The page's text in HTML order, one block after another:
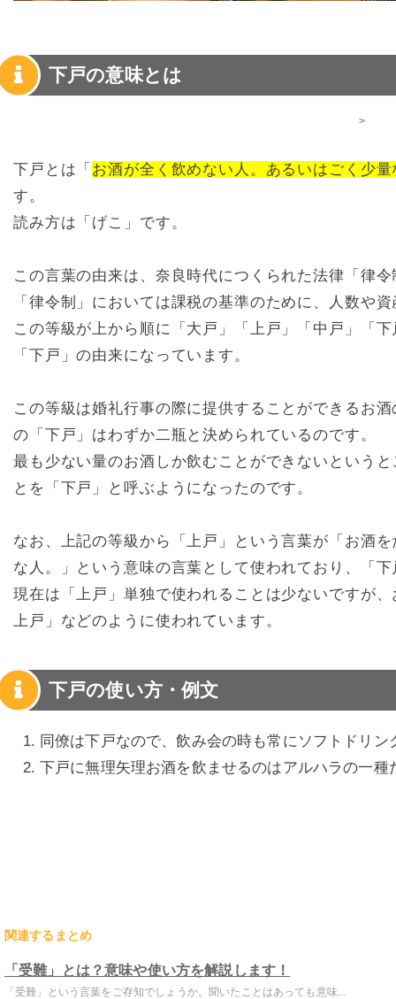
下戸の意味とは
>
下戸とは「 お酒が全く飲めない人。あるいはごく少
す。
読み方は「げこ」です。
この言葉の由来は、奈良時代につくられた法律「律
「律令制」においては課税の基準のために、人数や
この等級が上から順に「大戸」「上戸」「中戸」「
「下戸」の由来になっています。
この等級は婚礼行事の際に提供することができるお
の「下戸」はわずか二瓶と決められているのです。
最も少ない量のお酒しか飲むことができないという
とを「下戸」と呼ぶようになったのです。
なお、上記の等級から「上戸」という言葉が「お酒
な人。」という意味の言葉として使われており、「
現在は「上戸」単独で使われることは少ないですが
上戸」などのように使われています。
下戸の使い方・例文
同僚は下戸なので、飲み会の時も常にソフトドリン
下戸に無理矢理お酒を飲ませるのはアルハラの一種
関連するまとめ
「受難」とは？意味や使い方を解説します！
「受難」という言葉をご存知でしょうか。聞いたことはあっても意味...